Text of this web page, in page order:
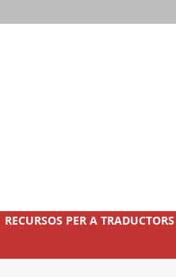
RECURSOS PER A TRADUCTORS